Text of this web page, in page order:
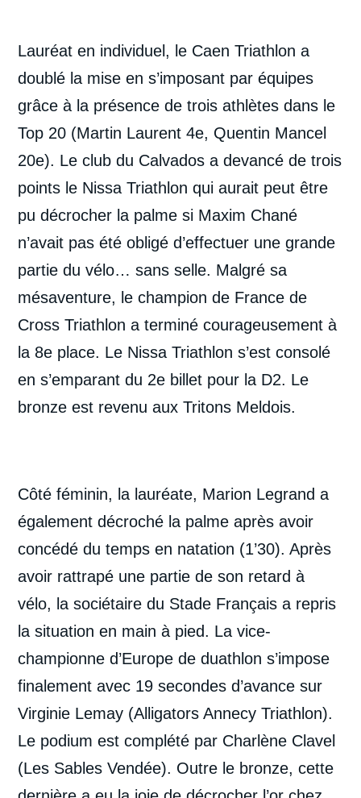
Lauréat en individuel, le Caen Triathlon a
doublé la mise en s’imposant par équipes
grâce à la présence de trois athlètes dans le
Top 20 (Martin Laurent 4e, Quentin Mancel
20e). Le club du Calvados a devancé de trois
points le Nissa Triathlon qui aurait peut être
pu décrocher la palme si Maxim Chané
n’avait pas été obligé d’effectuer une grande
partie du vélo… sans selle. Malgré sa
mésaventure, le champion de France de
Cross Triathlon a terminé courageusement à
la 8e place. Le Nissa Triathlon s’est consolé
en s’emparant du 2e billet pour la D2. Le
bronze est revenu aux Tritons Meldois.
Côté féminin, la lauréate, Marion Legrand a
également décroché la palme après avoir
concédé du temps en natation (1’30). Après
avoir rattrapé une partie de son retard à
vélo, la sociétaire du Stade Français a repris
la situation en main à pied. La vice-
championne d’Europe de duathlon s’impose
finalement avec 19 secondes d’avance sur
Virginie Lemay (Alligators Annecy Triathlon).
Le podium est complété par Charlène Clavel
(Les Sables Vendée). Outre le bronze, cette